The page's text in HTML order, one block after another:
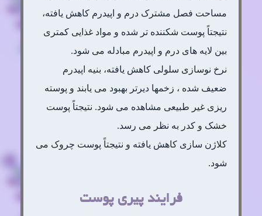
مساحت فصل مشترک درم و اپیدرم کاهش یافته،
نتیجتاً پوست شکننده تر شده و مواد غذایی کمتری
بین لایه های درم و اپیدرم مبادله می شود.
نرخ نوسازی سلولی کاهش یافته، بنیه اپیدرم
ضعیف شده ، زخمها دیرتر بهبود می یابند و پوسته
ریزی غیر طبیعی مشاهده می شود. نتیجتاً پوست
خشک و کدر به نظر می رسد.
کلاژن سازی کاهش یافته و نتیجتاً پوست چروک می
شود.
فرایند پیری پوست